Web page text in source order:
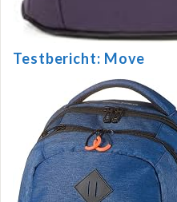
Testbericht: Move